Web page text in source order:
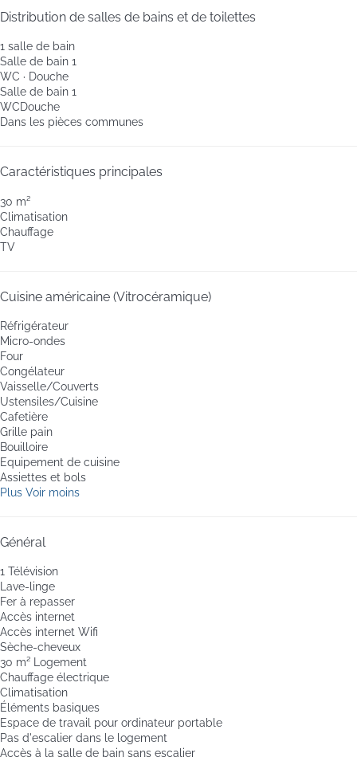
Distribution de salles de bains et de toilettes
1 salle de bain
Salle de bain 1
WC · Douche
Salle de bain 1
WCDouche
Dans les pièces communes
Caractéristiques principales
30 m²
Climatisation
Chauffage
TV
Cuisine américaine (Vitrocéramique)
Réfrigérateur
Micro-ondes
Four
Congélateur
Vaisselle/Couverts
Ustensiles/Cuisine
Cafetière
Grille pain
Bouilloire
Equipement de cuisine
Assiettes et bols
Plus Voir moins
Général
1 Télévision
Lave-linge
Fer à repasser
Accès internet
Accès internet Wifi
Sèche-cheveux
30 m² Logement
Chauffage électrique
Climatisation
Éléments basiques
Espace de travail pour ordinateur portable
Pas d'escalier dans le logement
Accès à la salle de bain sans escalier